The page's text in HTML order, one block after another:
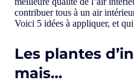
contribuer tous à un air
Voici 5 idées à appliquer, et
Les plantes
mais…